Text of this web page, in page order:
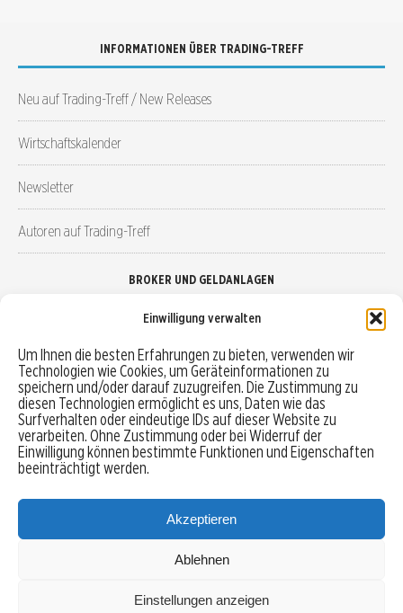
Einwilligung verwalten
Um Ihnen die besten Erfahrungen zu bieten, verwenden wir
Technologien wie Cookies, um Geräteinformationen zu
speichern und/oder darauf zuzugreifen. Die Zustimmung zu
diesen Technologien ermöglicht es uns, Daten wie das
Surfverhalten oder eindeutige IDs auf dieser Website zu
verarbeiten. Ohne Zustimmung oder bei Widerruf der
Einwilligung können bestimmte Funktionen und Eigenschaften
beeinträchtigt werden.
Akzeptieren
Ablehnen
Einstellungen anzeigen
INFORMATIONEN ÜBER TRADING-TREFF
Neu auf Trading-Treff / New Releases
Wirtschaftskalender
Newsletter
Autoren auf Trading-Treff
BROKER UND GELDANLAGEN
Robo-Advisor vergleichen
Depotvergleich
Festgeld vergleichen
Tagesgeld vergleichen